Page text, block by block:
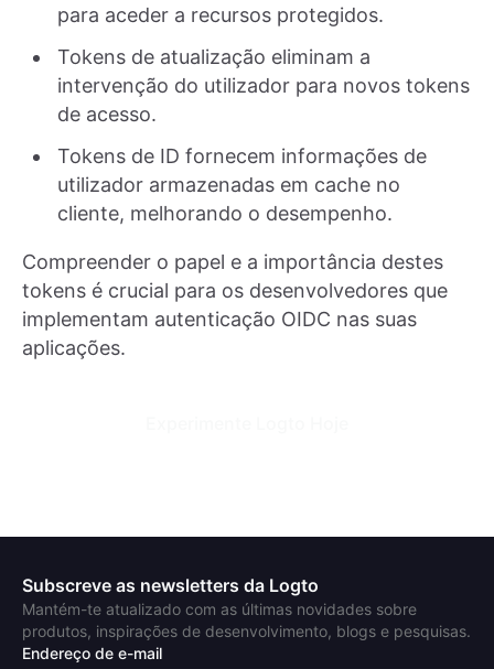
para aceder a recursos protegidos.
Tokens de atualização eliminam a
intervenção do utilizador para novos tokens
de acesso.
Tokens de ID fornecem informações de
utilizador armazenadas em cache no
cliente, melhorando o desempenho.
Compreender o papel e a importância destes
tokens é crucial para os desenvolvedores que
implementam autenticação OIDC nas suas
aplicações.
Subscreve as newsletters da Logto
Mantém-te atualizado com as últimas novidades sobre
produtos, inspirações de desenvolvimento, blogs e pesquisas.
Endereço de e-mail